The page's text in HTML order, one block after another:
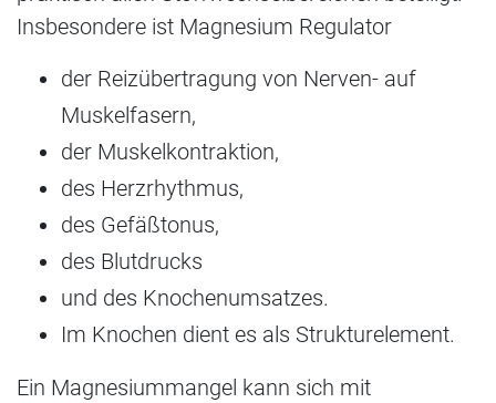
Insbesondere ist Magnesium Regulator
der Reizübertragung von Nerven- auf
Muskelfasern,
der Muskelkontraktion,
des Herzrhythmus,
des Gefäßtonus,
des Blutdrucks
und des Knochenumsatzes.
Im Knochen dient es als Strukturelement.
Ein Magnesiummangel kann sich mit